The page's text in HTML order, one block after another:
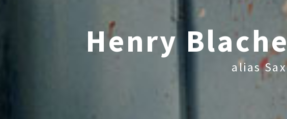
Henry Blache
alias Sax